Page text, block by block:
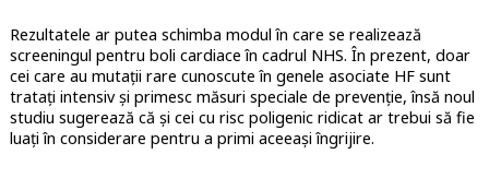
Rezultatele ar putea schimba modul în care se realizează
screeningul pentru boli cardiace în cadrul NHS. În prezent, doar
cei care au mutații rare cunoscute în genele asociate HF sunt
tratați intensiv și primesc măsuri speciale de prevenție, însă noul
studiu sugerează că și cei cu risc poligenic ridicat ar trebui să fie
luați în considerare pentru a primi aceeași îngrijire.